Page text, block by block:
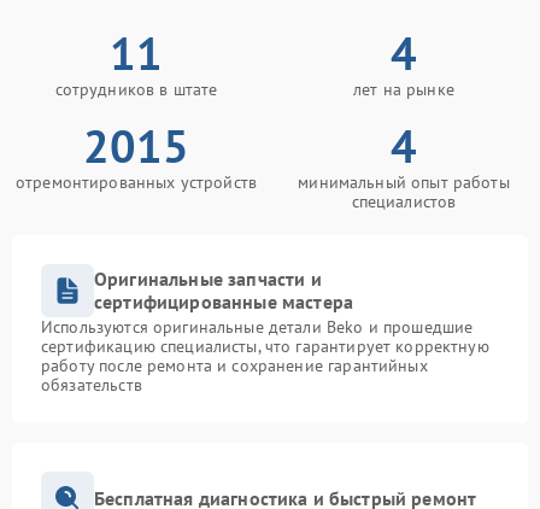
11
сотрудников в штате
4
лет на рынке
2015
отремонтированных устройств
4
минимальный опыт работы
специалистов
Оригинальные запчасти и
сертифицированные мастера
Используются оригинальные детали Beko и прошедшие
сертификацию специалисты, что гарантирует корректную
работу после ремонта и сохранение гарантийных
обязательств
Бесплатная диагностика и быстрый ремонт